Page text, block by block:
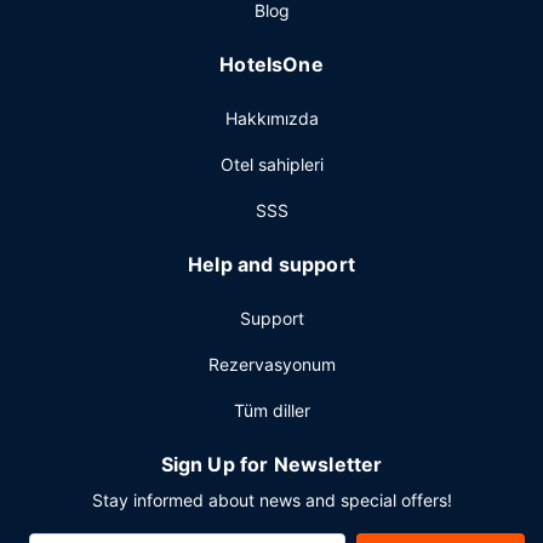
çamaşırhane mevcuttur. Ücretsiz otopark vardır.
Blog
HotelsOne
Hakkımızda
Otel sahipleri
SSS
Help and support
Support
Rezervasyonum
Tüm diller
Sign Up for Newsletter
Stay informed about news and special offers!